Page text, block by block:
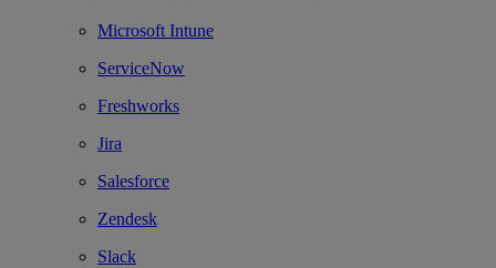
Microsoft Intune
ServiceNow
Freshworks
Jira
Salesforce
Zendesk
Slack